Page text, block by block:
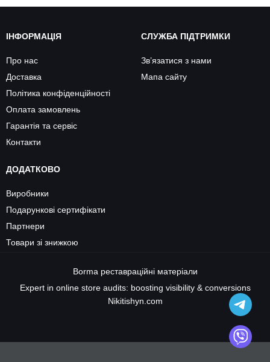
ІНФОРМАЦІЯ
Про нас
Доставка
Політика конфіденційності
Оплата замовлень
Гарантія та сервіс
Контакти
СЛУЖБА ПІДТРИМКИ
Зв’язатися з нами
Мапа сайту
ДОДАТКОВО
Виробники
Подарункові сертифікати
Партнери
Товари зі знижкою
Borma реставраційні матеріали
Expert in online store audits: boosting visibility & conversions
Nikitishyn.com